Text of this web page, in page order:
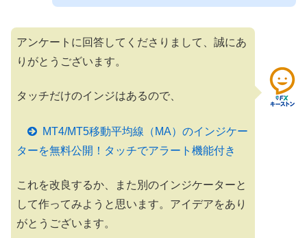
アンケートに回答してくださりまして、誠にあ
りがとうございます。
タッチだけのインジはあるので、
MT4/MT5移動平均線（MA）のインジケー
ターを無料公開！タッチでアラート機能付き
これを改良するか、また別のインジケーターと
して作ってみようと思います。アイデアをあり
がとうございます。